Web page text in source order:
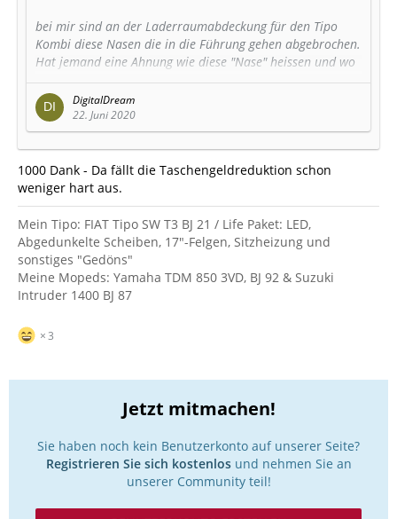
bei mir sind an der Laderraumabdeckung für den Tipo
Kombi diese Nasen die in die Führung gehen abgebrochen.
Hat jemand eine Ahnung wie diese "Nase" heissen und wo
man sie bekommt ?
Gruß & Danke
Oliver
DigitalDream
22. Juni 2020
1000 Dank - Da fällt die Taschengeldreduktion schon
weniger hart aus.
Mein Tipo: FIAT Tipo SW T3 BJ 21 / Life Paket: LED,
Abgedunkelte Scheiben, 17"-Felgen, Sitzheizung und
sonstiges "Gedöns"
Meine Mopeds: Yamaha TDM 850 3VD, BJ 92 & Suzuki
Intruder 1400 BJ 87
3
Jetzt mitmachen!
Sie haben noch kein Benutzerkonto auf unserer Seite?
Registrieren Sie sich kostenlosund nehmen Sie an
unserer Community teil!